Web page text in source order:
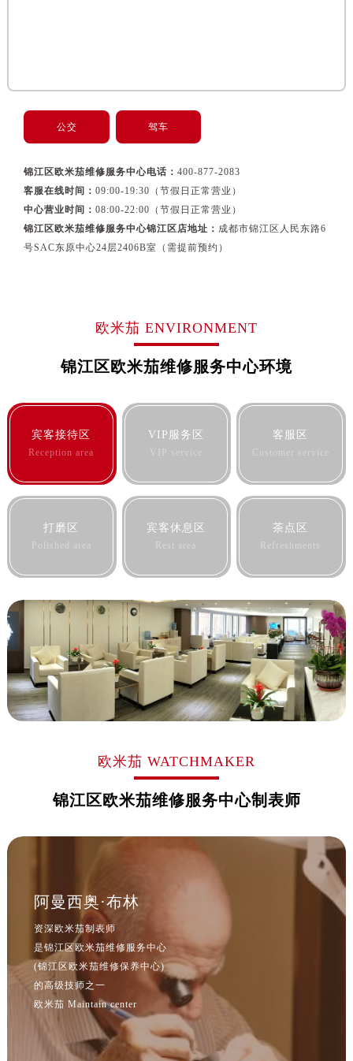
公交 驾车
锦江区欧米茄维修服务中心电话：400-877-2083
客服在线时间：09:00-19:30（节假日正常营业）
中心营业时间：08:00-22:00（节假日正常营业）
锦江区欧米茄维修服务中心锦江区店地址： 成都市锦江区人民东路6
号SAC东原中心24层2406B室（需提前预约）
欧米茄 ENVIRONMENT
锦江区欧米茄维修服务中心环境
宾客接待区
Reception area
VIP服务区
VIP service
客服区
Customer service
打磨区
Polished area
宾客休息区
Rest area
茶点区
Refreshments
欧米茄 WATCHMAKER
锦江区欧米茄维修服务中心制表师
阿曼西奥·布林
资深欧米茄制表师
是锦江区欧米茄维修服务中心
(锦江区欧米茄维修保养中心)
的高级技师之一
欧米茄 Maintain center